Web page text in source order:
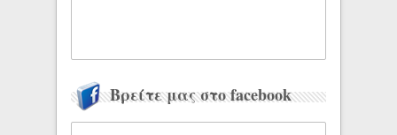
Βρείτε μας στο facebook